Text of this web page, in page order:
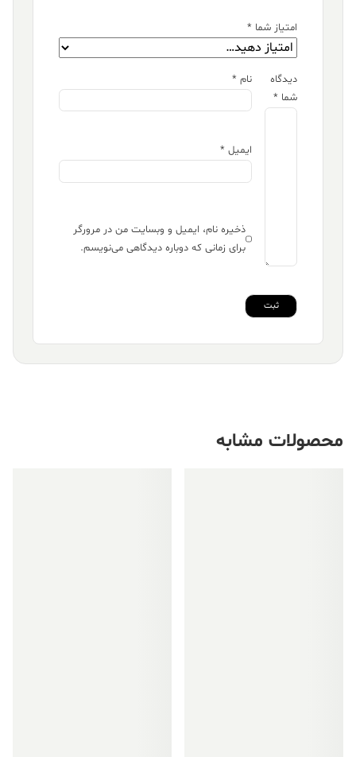
امتیاز شما *
دیدگاه
شما *
نام *
ایمیل *
ذخیره نام، ایمیل و وبسایت من در مرورگر
برای زمانی که دوباره دیدگاهی می‌نویسم.
محصولات مشابه